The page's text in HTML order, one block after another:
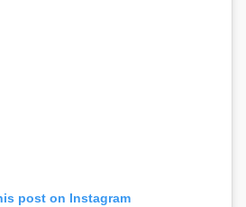
post on Instagram